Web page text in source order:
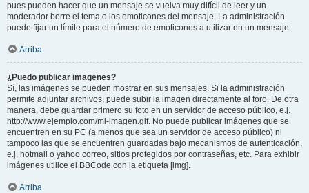
pues pueden hacer que un mensaje se vuelva muy difícil de leer y un
moderador borre el tema o los emoticones del mensaje. La administración
puede fijar un límite para el número de emoticones a utilizar en un mensaje.
Arriba
¿Puedo publicar imagenes?
Sí, las imágenes se pueden mostrar en sus mensajes. Si la administración
permite adjuntar archivos, puede subir la imagen directamente al foro. De otra
manera, debe guardar primero su foto en un servidor de acceso público, e.j.
http://www.ejemplo.com/mi-imagen.gif. No puede publicar imágenes que se
encuentren en su PC (a menos que sea un servidor de acceso público) ni
tampoco las que se encuentren guardadas bajo mecanismos de autenticación,
e.j. hotmail o yahoo correo, sitios protegidos por contraseñas, etc. Para exhibir
imágenes utilice el BBCode con la etiqueta [img].
Arriba